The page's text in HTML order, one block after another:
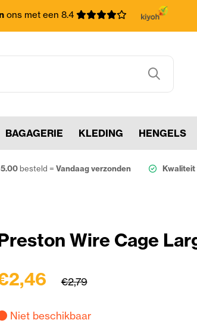
ons met een 8.4
BAGAGERIE KLEDING HENGELS
besteld = Vandaag verzonden Kwaliteit
Wire Cage
€2,79
Niet beschikbaar